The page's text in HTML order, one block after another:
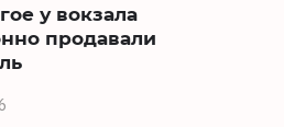
у вокзала
продавали